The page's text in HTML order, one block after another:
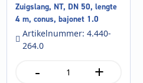
Zuigslang, NT, DN 50, lengte
4 m, conus, bajonet 1.0
Artikelnummer: 4.440-
264.0
-
Zuigslang,
+